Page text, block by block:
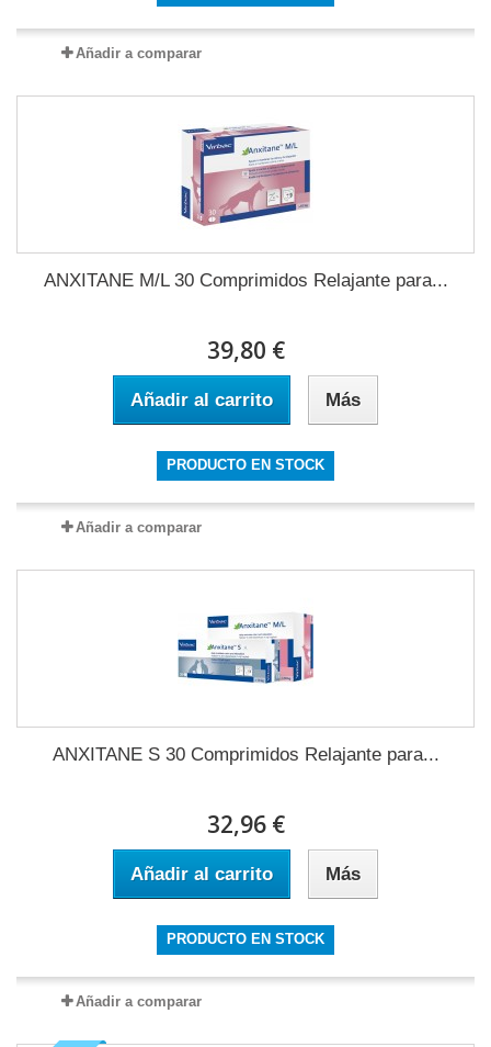
Añadir a comparar
ANXITANE M/L 30 Comprimidos Relajante para...
39,80 €
Añadir al carrito Más
PRODUCTO EN STOCK
Añadir a comparar
ANXITANE S 30 Comprimidos Relajante para...
32,96 €
Añadir al carrito Más
PRODUCTO EN STOCK
Añadir a comparar